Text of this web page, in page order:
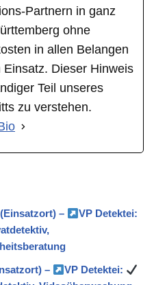
Partnern in ganz
ohne
in allen Belangen
Einsatz. Dieser Hinweis
Teil unseres
zu verstehen.
–
VP Detektei:
–
VP Detektei: